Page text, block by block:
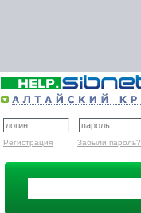
Регистрация Забыли пароль?